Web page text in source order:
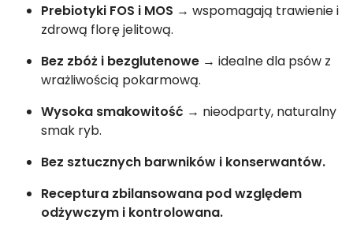
Prebiotyki FOS i MOS → wspomagają trawienie i
zdrową florę jelitową.
Bez zbóż i bezglutenowe → idealne dla psów z
wrażliwością pokarmową.
Wysoka smakowitość → nieodparty, naturalny
smak ryb.
Bez sztucznych barwników i konserwantów.
Receptura zbilansowana pod względem
odżywczym i kontrolowana.